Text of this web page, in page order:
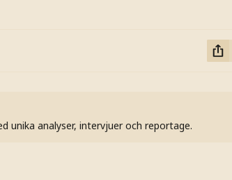
unika analyser, intervjuer och reportage.